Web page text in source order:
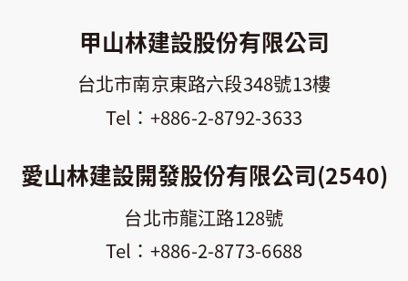
甲山林建設股份有限公司
台北市南京東路六段348號13樓
+886-2-8792-3633
愛山林建設開發股份有限公司(2540)
台北市龍江路128號
+886-2-8773-6688